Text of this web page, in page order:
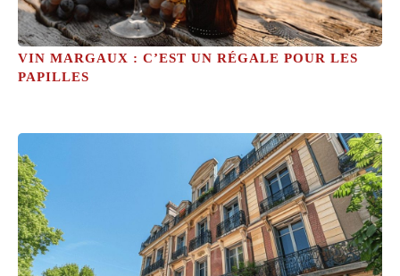
VIN MARGAUX : C’EST UN RÉGALE POUR LES
PAPILLES